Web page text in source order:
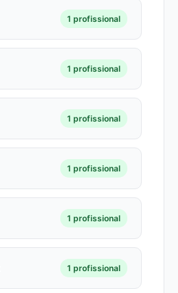
1 profissional
1 profissional
1 profissional
1 profissional
1 profissional
1 profissional